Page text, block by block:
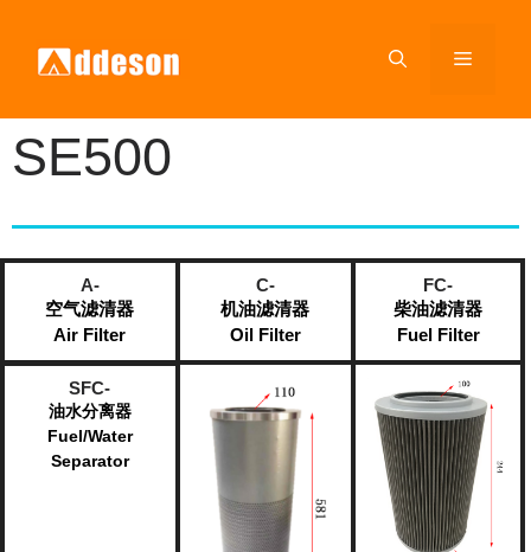
SE500
A-
空气滤清器
Air Filter
C-
机油滤清器
Oil Filter
FC-
柴油滤清器
Fuel Filter​
SFC-
油水分离器
Fuel/Water
Separator